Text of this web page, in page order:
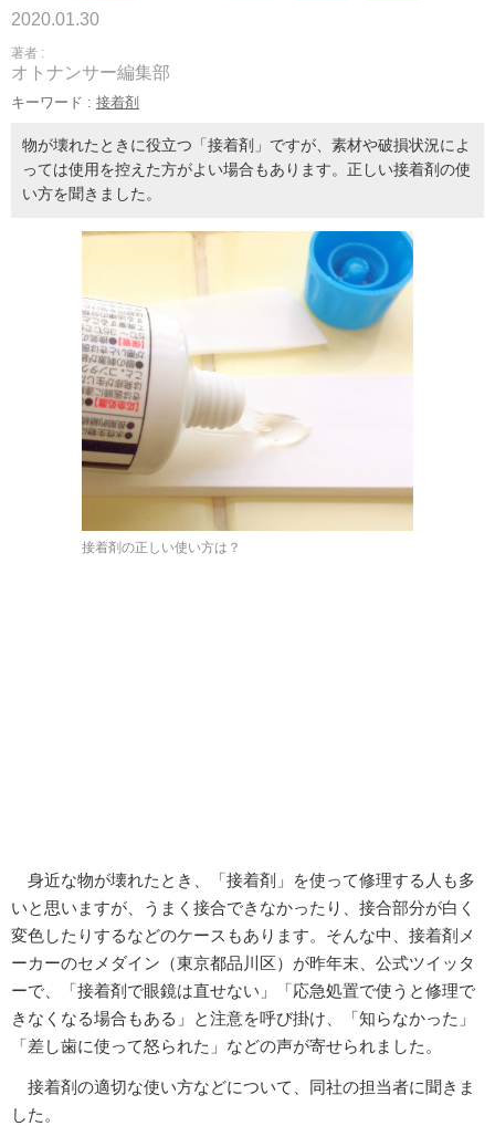
2020.01.30
著者 :
オトナンサー編集部
キーワード : 接着剤
物が壊れたときに役立つ「接着剤」ですが、素材や破損状況によ
っては使用を控えた方がよい場合もあります。正しい接着剤の使
い方を聞きました。
接着剤の正しい使い方は？
身近な物が壊れたとき、「接着剤」を使って修理する人も多
いと思いますが、うまく接合できなかったり、接合部分が白く
変色したりするなどのケースもあります。そんな中、接着剤メ
ーカーのセメダイン（東京都品川区）が昨年末、公式ツイッタ
ーで、「接着剤で眼鏡は直せない」「応急処置で使うと修理で
きなくなる場合もある」と注意を呼び掛け、「知らなかった」
「差し歯に使って怒られた」などの声が寄せられました。
接着剤の適切な使い方などについて、同社の担当者に聞きま
した。